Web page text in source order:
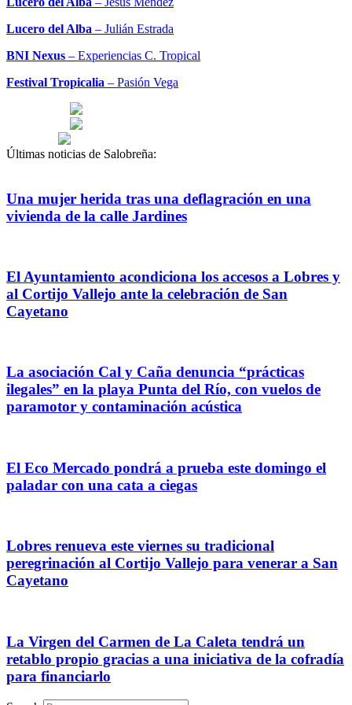
Lucero del Alba – Julián Estrada
BNI Nexus – Experiencias C. Tropical
Festival Tropicalia – Pasión Vega
Últimas noticias de Salobreña:
Una mujer herida tras una deflagración en una
vivienda de la calle Jardines
El Ayuntamiento acondiciona los accesos a Lobres y
al Cortijo Vallejo ante la celebración de San
Cayetano
La asociación Cal y Caña denuncia “prácticas
ilegales” en la playa Punta del Río, con vuelos de
paramotor y contaminación acústica
El Eco Mercado pondrá a prueba este domingo el
paladar con una cata a ciegas
Lobres renueva este viernes su tradicional
peregrinación al Cortijo Vallejo para venerar a San
Cayetano
La Virgen del Carmen de La Caleta tendrá un
retablo propio gracias a una iniciativa de la cofradía
para financiarlo